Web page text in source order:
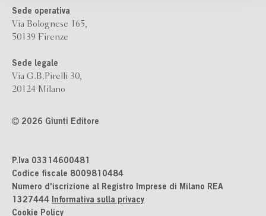
Sede operativa
Via Bolognese 165,
50139 Firenze
Sede legale
Via G.B.Pirelli 30,
20124 Milano
2026 Giunti Editore
P.Iva 03314600481
Codice fiscale 8009810484
Numero d'iscrizione al Registro Imprese di Milano REA
1327444 Informativa sulla privacy
Cookie Policy